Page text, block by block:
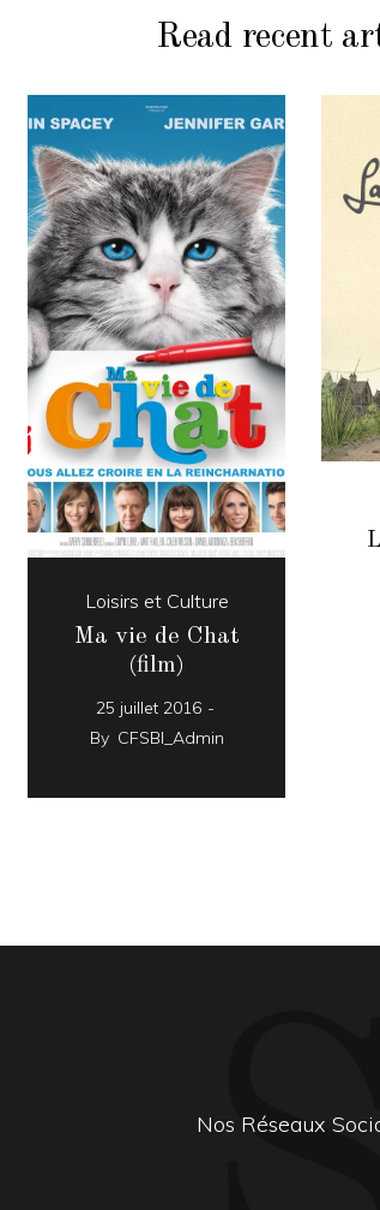
Read recent
Loisirs et Culture
Ma vie de Chat
(film)
25 juillet 2016
By CFSBI_Admin
Nos Réseaux